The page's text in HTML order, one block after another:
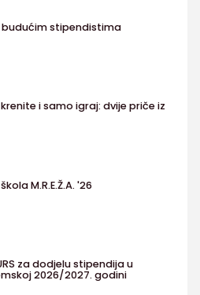
budućim stipendistima
i samo igraj: dvije priče iz
M.R.E.Ž.A. '26
za dodjelu stipendija u
2026/2027. godini